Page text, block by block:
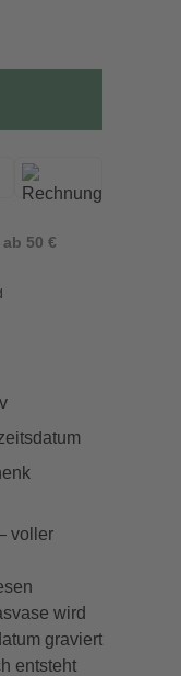
50 €
voller
wird
graviert
entsteht